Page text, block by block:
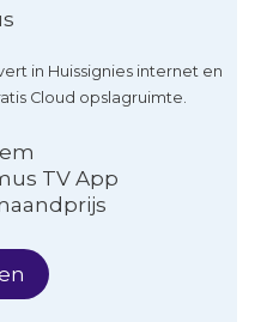
in Huissignies internet en
Cloud opslagruimte.
TV App